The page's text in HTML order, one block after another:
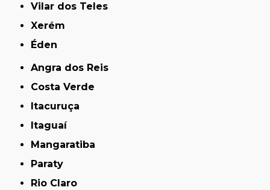
Vilar dos Teles
Xerém
Éden
Angra dos Reis
Costa Verde
Itacuruça
Itaguaí
Mangaratiba
Paraty
Rio Claro